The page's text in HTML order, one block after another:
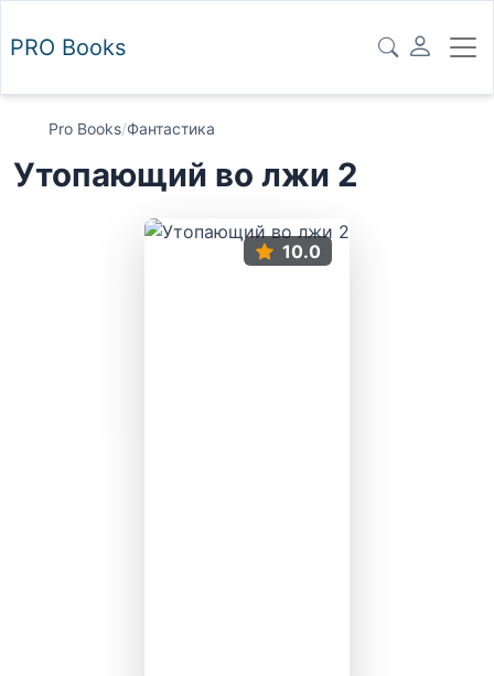
PRO Books
Pro Books/Фантастика
Утопающий во лжи 2
10.0